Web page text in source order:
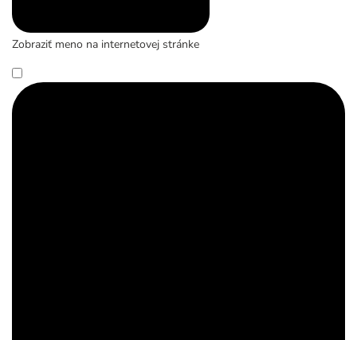
Zobraziť meno na internetovej stránke